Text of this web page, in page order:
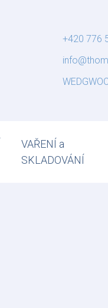
+420 776
VAŘENÍ a
SKLADOVÁNÍ